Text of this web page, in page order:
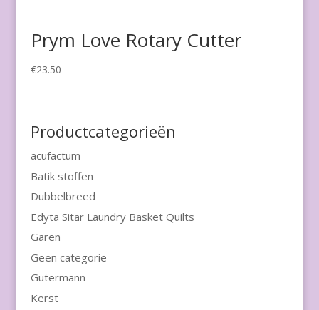
Prym Love Rotary Cutter
€23.50
Productcategorieën
acufactum
Batik stoffen
Dubbelbreed
Edyta Sitar Laundry Basket Quilts
Garen
Geen categorie
Gutermann
Kerst